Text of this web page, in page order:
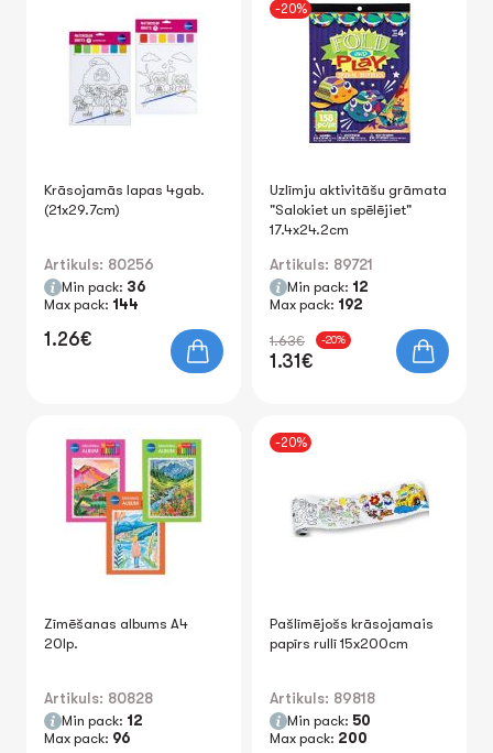
Krāsojamās lapas 4gab.
(21x29.7cm)
Artikuls: 80256
Min pack: 36
Max pack: 144
1.26€
-20%
Uzlīmju aktivitāšu grāmata
"Salokiet un spēlējiet"
17.4x24.2cm
Artikuls: 89721
Min pack: 12
Max pack: 192
1.63€ -20%
1.31€
Zīmēšanas albums A4
20lp.
Artikuls: 80828
Min pack: 12
Max pack: 96
-20%
Pašlīmējošs krāsojamais
papīrs rullī 15x200cm
Artikuls: 89818
Min pack: 50
Max pack: 200